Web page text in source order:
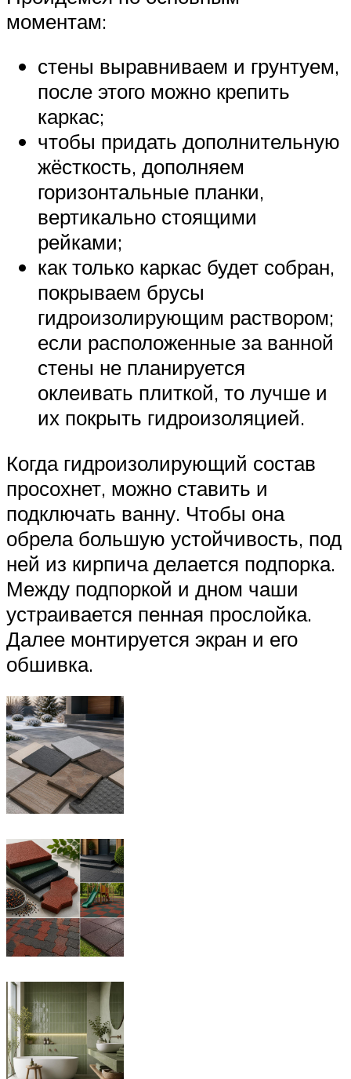
моментам:
стены выравниваем и грунтуем,
после этого можно крепить
каркас;
чтобы придать дополнительную
жёсткость, дополняем
горизонтальные планки,
вертикально стоящими
рейками;
как только каркас будет собран,
покрываем брусы
гидроизолирующим раствором;
если расположенные за ванной
стены не планируется
оклеивать плиткой, то лучше и
их покрыть гидроизоляцией.
Когда гидроизолирующий состав
просохнет, можно ставить и
подключать ванну. Чтобы она
обрела большую устойчивость, под
ней из кирпича делается подпорка.
Между подпоркой и дном чаши
устраивается пенная прослойка.
Далее монтируется экран и его
обшивка.